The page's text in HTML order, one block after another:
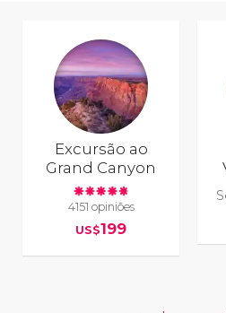
Excursão ao
Grand Canyon
4151 opiniões
US$199